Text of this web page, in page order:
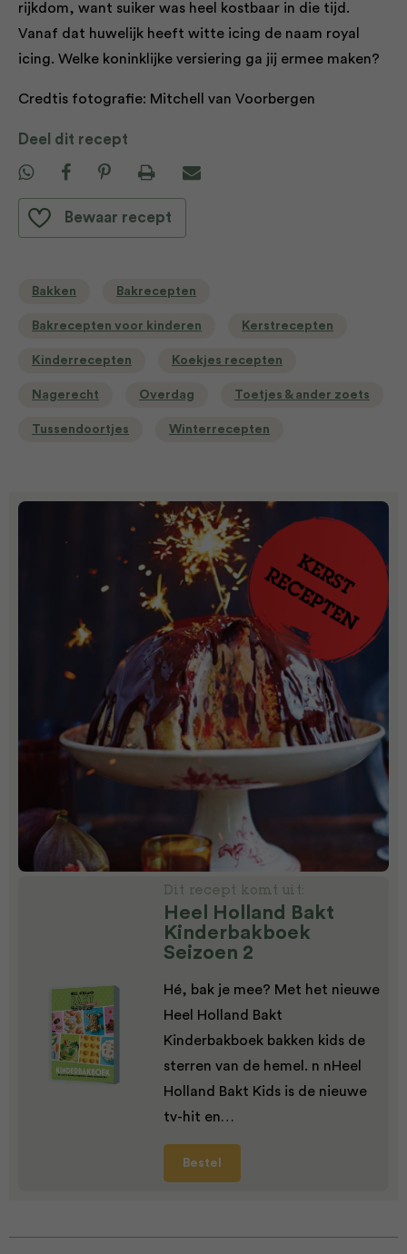
rijkdom, want suiker was heel kostbaar in die tijd.
Vanaf dat huwelijk heeft witte icing de naam royal
icing. Welke koninklijke versiering ga jij ermee maken?
Credtis fotografie: Mitchell van Voorbergen
Deel dit recept
Bewaar recept
Bakken Bakrecepten
Bakrecepten voor kinderen Kerstrecepten
Kinderrecepten Koekjes recepten
Nagerecht Overdag Toetjes & ander zoets
Tussendoortjes Winterrecepten
Dit recept komt uit:
Heel Holland Bakt
Kinderbakboek
Seizoen 2
Hé, bak je mee? Met het nieuwe
Heel Holland Bakt
Kinderbakboek bakken kids de
sterren van de hemel. n nHeel
Holland Bakt Kids is de nieuwe
tv-hit en…
Bestel